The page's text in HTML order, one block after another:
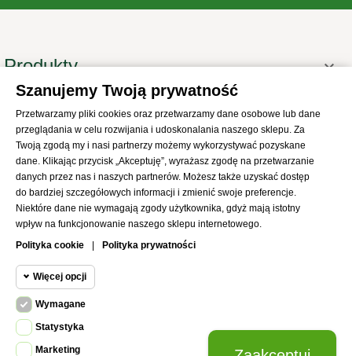
Produkty 
Informacje
Twoje konto 
Informacje o sklepie
Szanujemy Twoją prywatność
Przetwarzamy pliki cookies oraz przetwarzamy dane osobowe lub dane
przeglądania w celu rozwijania i udoskonalania naszego sklepu. Za
Twoją zgodą my i nasi partnerzy możemy wykorzystywać pozyskane
dane. Klikając przycisk „Akceptuję”, wyrażasz zgodę na przetwarzanie
danych przez nas i naszych partnerów. Możesz także uzyskać dostęp
do bardziej szczegółowych informacji i zmienić swoje preferencje.
Niektóre dane nie wymagają zgody użytkownika, gdyż mają istotny
wpływ na funkcjonowanie naszego sklepu internetowego.
Polityka cookie
Polityka prywatności
Więcej opcji
Wymagane
Wymagane pliki cookie oraz cookie
Wymagane
Statystyka
Marketing
© 2021SKLEP AbrysAll Rights Reserved